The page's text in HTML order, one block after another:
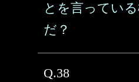
とを言ってい
だ？
Q.38